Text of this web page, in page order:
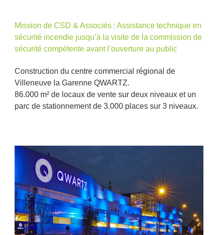
Mission de CSD & Associés : Assistance technique en
sécurité incendie jusqu’à la visite de la commission de
sécurité compétente avant l’ouverture au public
Construction du centre commercial régional de
Villeneuve la Garenne QWARTZ.
86.000 m² de locaux de vente sur deux niveaux et un
parc de stationnement de 3.000 places sur 3 niveaux.